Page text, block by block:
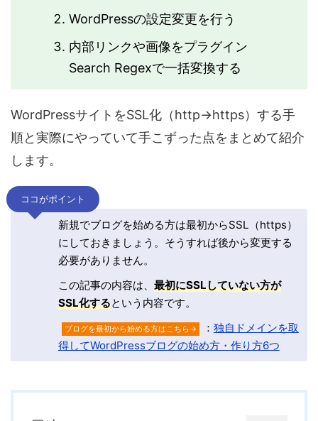
WordPressの設定変更を行う
内部リンクや画像をプラグイン
Search Regexで一括変換する
WordPressサイトをSSL化（http→https）する手
順と実際にやっていて手こずった点をまとめて紹介
します。
ココがポイント
新規でブログを始める方は最初からSSL（https）
にしておきましょう。そうすれば後から変更する
必要がありません。
この記事の内容は、 最初にSSLしていない方が
SSL化するという内容です。
ブログを最初から始める方はこちら→ ： 独自ドメインを取
得してWordPressブログの始め方・作り方6つ